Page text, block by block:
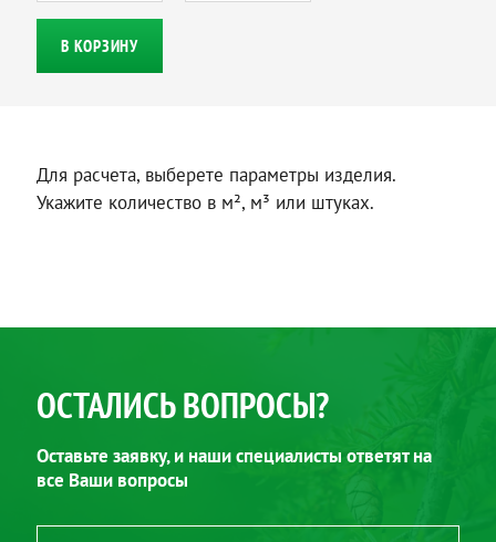
В КОРЗИНУ
Для расчета, выберете параметры изделия.
Укажите количество в м², м³ или штуках.
ОСТАЛИСЬ ВОПРОСЫ?
Оставьте заявку, и наши специалисты ответят на
все Ваши вопросы